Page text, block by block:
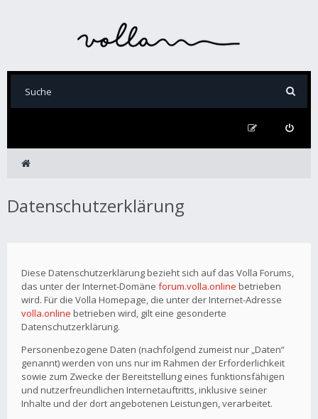
Datenschutzerklärung
Diese Datenschutzerklärung bezieht sich auf das Volla Forums,
das unter der Internet-Domäne forum.volla.online betrieben
wird. Für die Volla Homepage, die unter der Internet-Adresse
volla.online betrieben wird, gilt eine gesonderte
Datenschutzerklärung.
Personenbezogene Daten (nachfolgend zumeist nur „Daten“
genannt) werden von uns nur im Rahmen der Erforderlichkeit
sowie zum Zwecke der Bereitstellung eines funktionsfähigen
und nutzerfreundlichen Internetauftritts, inklusive seiner
Inhalte und der dort angebotenen Leistungen, verarbeitet.